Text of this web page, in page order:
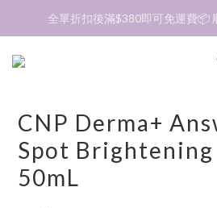
加入會員❤️生日月首天送$30 💛商品
加入會員❤️生日月首天送$30 💛商品
到貨資訊🛎️商品均由韓國直送到香港
加入會員❤️生日月首天送$30 💛商品
CNP Derma+
Spot Brightening
50mL